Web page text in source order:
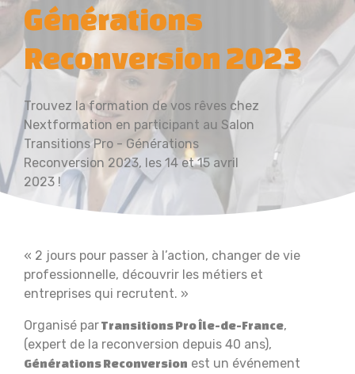
Générations
Reconversion 2023
Trouvez la formation de vos rêves chez
Nextformation en participant au Salon
Transitions Pro - Générations
Reconversion 2023, les 14 et 15 avril
2023 !
« 2 jours pour passer à l’action, changer de vie
professionnelle, découvrir les métiers et
entreprises qui recrutent. »
Organisé parTransitions Pro Île-de-France,
(expert de la reconversion depuis 40 ans),
Générations Reconversion est un événement